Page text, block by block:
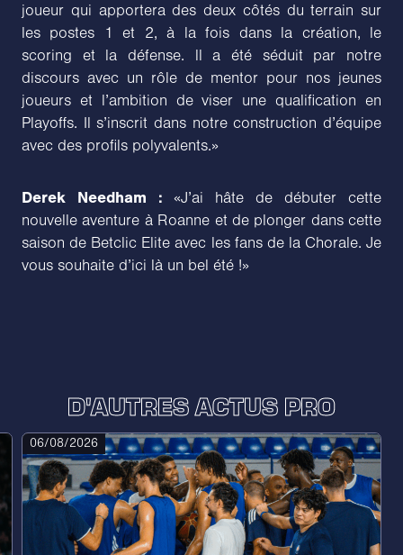
joueur qui apportera des deux côtés du terrain sur
les postes 1 et 2, à la fois dans la création, le
scoring et la défense. ll a été séduit par notre
discours avec un rôle de mentor pour nos jeunes
joueurs et l’ambition de viser une qualification en
Playoffs. Il s’inscrit dans notre construction d’équipe
avec des profils polyvalents.»
Derek Needham : «J’ai hâte de débuter cette
nouvelle aventure à Roanne et de plonger dans cette
saison de Betclic Elite avec les fans de la Chorale. Je
vous souhaite d’ici là un bel été !»
D'AUTRES ACTUS PRO
06/08/2026